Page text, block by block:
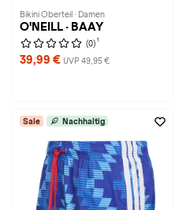
Bikini Oberteil · Damen
O'NEILL · BAAY
(0) 1
39,99 € UVP 49,95 €
Sale Nachhaltig